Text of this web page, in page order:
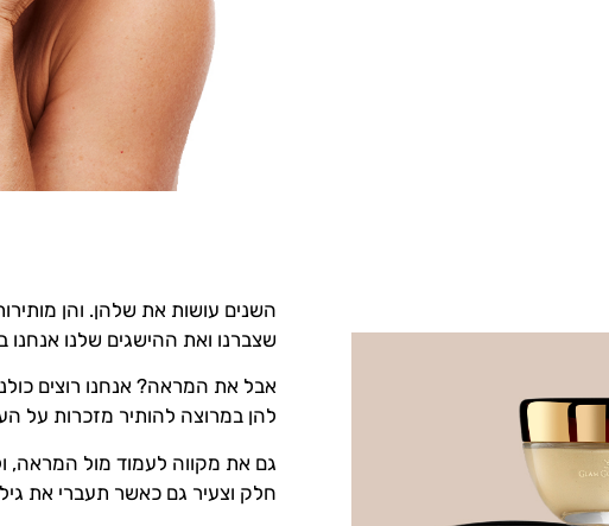
השנים עושות את שלהן. והן
שצברנו ואת ההישגים שלנו
אבל את המראה? אנחנו רוצים
להן במרוצה להותיר מזכרות על
גם את מקווה לעמוד מול המראה,
חלק וצעיר גם כאשר תעברי את